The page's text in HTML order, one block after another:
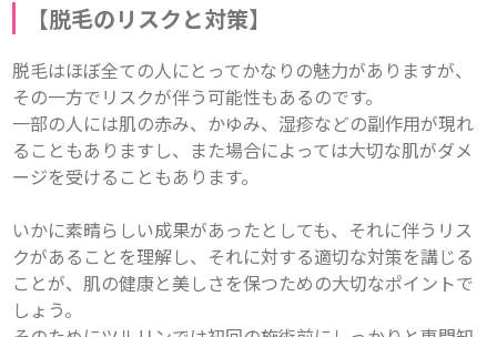
【脱毛のリスクと対策】
脱毛はほぼ全ての人にとってかなりの魅力がありますが、
その一方でリスクが伴う可能性もあるのです。
一部の人には肌の赤み、かゆみ、湿疹などの副作用が現れ
ることもありますし、また場合によっては大切な肌がダメ
ージを受けることもあります。
いかに素晴らしい成果があったとしても、それに伴うリス
クがあることを理解し、それに対する適切な対策を講じる
ことが、肌の健康と美しさを保つための大切なポイントで
しょう。